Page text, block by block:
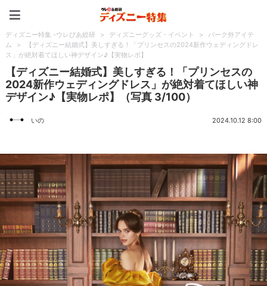
ディズニー特集 -ウレぴあ総研 > ディズニーグッズ・イベント >
パーク外アイテ
ム
>
【ディズニー結婚式】美しすぎる！「プリンセスの2024新作ウェディングドレ
ス」が絶対着てほしい神デザイン♪【実物レポ】
【ディズニー結婚式】美しすぎる！「プリンセスの
2024新作ウェディングドレス」が絶対着てほしい神
デザイン♪【実物レポ】（写真 3/100）
いの 2024.10.12 8:00